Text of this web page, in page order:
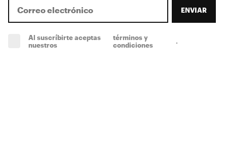
ENVIAR
Al suscríbirte aceptas
nuestros
términos y
condiciones
.